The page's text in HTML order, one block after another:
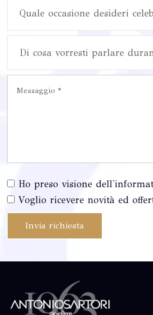
Quale occasione desideri
Di cosa vorresti parlare
Ho preso visione
Voglio ricevere novità ed
Invia richiesta